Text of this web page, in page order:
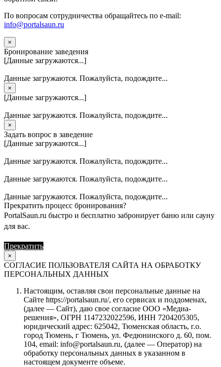
По вопросам сотрудничества обращайтесь по e-mail:
info@portalsaun.ru
×
Бронирование заведения
[Данные загружаются...]
Данные загружаются. Пожалуйста, подождите...
×
[Данные загружаются...]
Данные загружаются. Пожалуйста, подождите...
×
Задать вопрос в заведение
[Данные загружаются...]
Данные загружаются. Пожалуйста, подождите...
Данные загружаются. Пожалуйста, подождите...
Данные загружаются. Пожалуйста, подождите...
Прекратить процесс бронирования?
PortalSaun.ru быстро и бесплатно забронирует баню или сауну
для вас.
Прекратить
×
СОГЛАСИЕ ПОЛЬЗОВАТЕЛЯ САЙТА НА ОБРАБОТКУ
ПЕРСОНАЛЬНЫХ ДАННЫХ
Настоящим, оставляя свои персональные данные на
Сайте https://portalsaun.ru/, его сервисах и поддоменах,
(далее — Сайт), даю свое согласие ООО «Медиа-
решения», ОГРН 1147232022596, ИНН 7204205305,
юридический адрес: 625042, Тюменская область, г.о.
город Тюмень, г Тюмень, ул. Федюнинского д. 60, пом.
104, email: info@portalsaun.ru, (далее — Оператор) на
обработку персональных данных в указанном в
настоящем документе объеме.